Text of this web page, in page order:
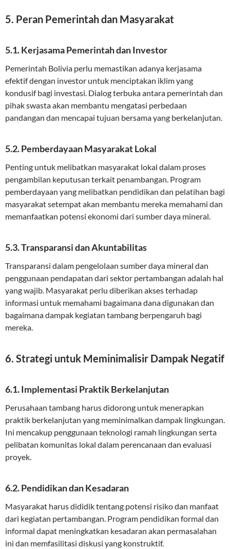
5. Peran Pemerintah dan Masyarakat
5.1. Kerjasama Pemerintah dan Investor
Pemerintah Bolivia perlu memastikan adanya kerjasama
efektif dengan investor untuk menciptakan iklim yang
kondusif bagi investasi. Dialog terbuka antara pemerintah dan
pihak swasta akan membantu mengatasi perbedaan
pandangan dan mencapai tujuan bersama yang berkelanjutan.
5.2. Pemberdayaan Masyarakat Lokal
Penting untuk melibatkan masyarakat lokal dalam proses
pengambilan keputusan terkait penambangan. Program
pemberdayaan yang melibatkan pendidikan dan pelatihan bagi
masyarakat setempat akan membantu mereka memahami dan
memanfaatkan potensi ekonomi dari sumber daya mineral.
5.3. Transparansi dan Akuntabilitas
Transparansi dalam pengelolaan sumber daya mineral dan
penggunaan pendapatan dari sektor pertambangan adalah hal
yang wajib. Masyarakat perlu diberikan akses terhadap
informasi untuk memahami bagaimana dana digunakan dan
bagaimana dampak kegiatan tambang berpengaruh bagi
mereka.
6. Strategi untuk Meminimalisir Dampak Negatif
6.1. Implementasi Praktik Berkelanjutan
Perusahaan tambang harus didorong untuk menerapkan
praktik berkelanjutan yang meminimalkan dampak lingkungan.
Ini mencakup penggunaan teknologi ramah lingkungan serta
pelibatan komunitas lokal dalam perencanaan dan evaluasi
proyek.
6.2. Pendidikan dan Kesadaran
Masyarakat harus dididik tentang potensi risiko dan manfaat
dari kegiatan pertambangan. Program pendidikan formal dan
informal dapat meningkatkan kesadaran akan permasalahan
ini dan memfasilitasi diskusi yang konstruktif.